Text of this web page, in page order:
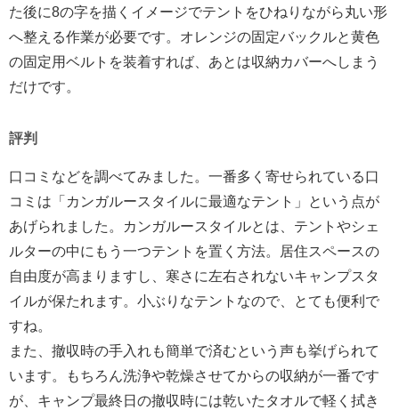
た後に8の字を描くイメージでテントをひねりながら丸い形
へ整える作業が必要です。オレンジの固定バックルと黄色
の固定用ベルトを装着すれば、あとは収納カバーへしまう
だけです。
評判
口コミなどを調べてみました。一番多く寄せられている口
コミは「カンガルースタイルに最適なテント」という点が
あげられました。カンガルースタイルとは、テントやシェ
ルターの中にもう一つテントを置く方法。居住スペースの
自由度が高まりますし、寒さに左右されないキャンプスタ
イルが保たれます。小ぶりなテントなので、とても便利で
すね。
また、撤収時の手入れも簡単で済むという声も挙げられて
います。もちろん洗浄や乾燥させてからの収納が一番です
が、キャンプ最終日の撤収時には乾いたタオルで軽く拭き